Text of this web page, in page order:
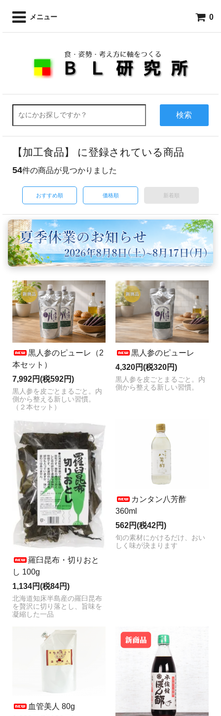
メニュー 0
検索
【加工食品】 に登録されている商品
54件の商品が見つかりました
おすすめ順 価格順 新着順
黒人参のピューレ（2
本セット）
7,992円(税592円)
黒人参を皮ごとまるごと。内
側から整える新しい習慣。
（２本セット）
黒人参のピューレ
4,320円(税320円)
黒人参を皮ごとまるごと。内
側から整える新しい習慣。
羅臼昆布・切りおと
し 100g
1,134円(税84円)
北海道知床半島産の羅臼昆布
を贅沢に切り落とし、旨味を
凝縮した一品
カンタン八芳酢
360ml
562円(税42円)
旬の素材にかけるだけ、おい
しく味が決まります
血管美人 80g